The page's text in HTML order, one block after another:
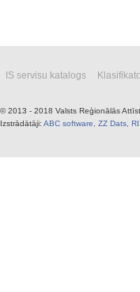
IS servisu katalogs
© 2013 - 2018 Valsts Reģionālās
Izstrādātāji: ABC software, ZZ Dats,